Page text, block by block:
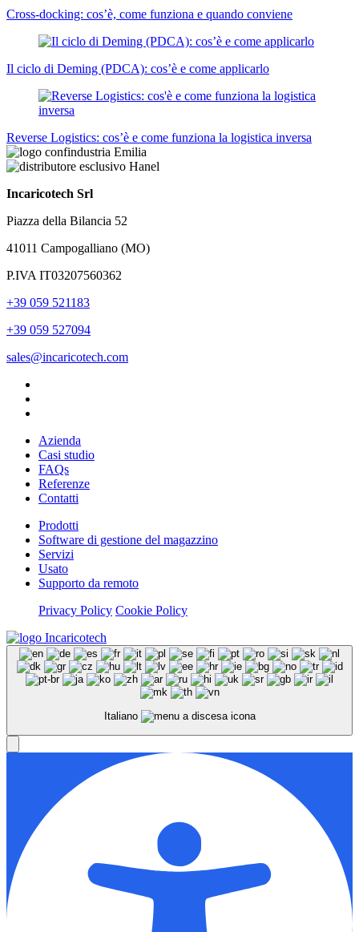
Cross-docking: cos’è, come funziona e quando conviene
Il ciclo di Deming (PDCA): cos’è e come applicarlo
Reverse Logistics: cos’è e come funziona la logistica inversa
Incaricotech Srl
Piazza della Bilancia 52
41011 Campogalliano (MO)
P.IVA IT03207560362
+39 059 521183
+39 059 527094
sales@incaricotech.com
Azienda
Casi studio
FAQs
Referenze
Contatti
Prodotti
Software di gestione del magazzino
Servizi
Usato
Supporto da remoto
Privacy Policy Cookie Policy
Italiano